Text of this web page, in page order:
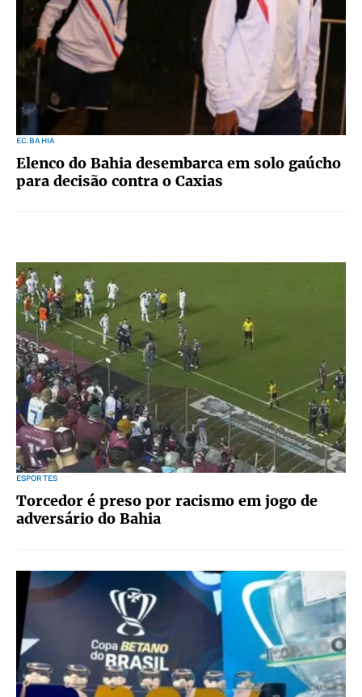
EC.BAHIA
Elenco do Bahia desembarca em solo gaúcho
para decisão contra o Caxias
ESPORTES
Torcedor é preso por racismo em jogo de
adversário do Bahia